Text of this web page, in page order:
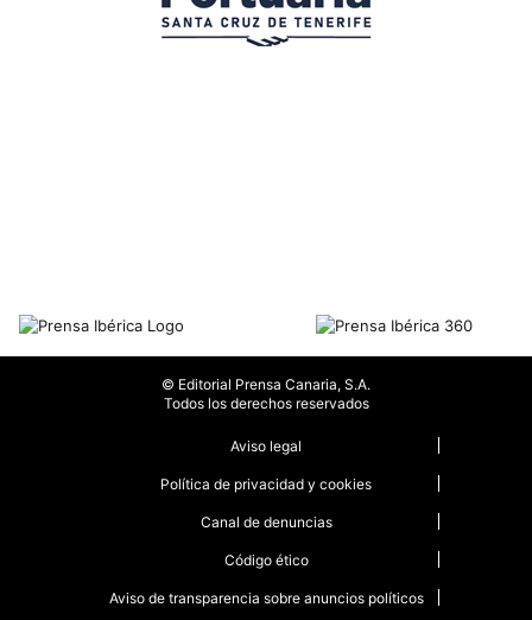
© Editorial Prensa Canaria, S.A.
Todos los derechos reservados
Aviso legal
Política de privacidad y cookies
Canal de denuncias
Código ético
Aviso de transparencia sobre anuncios políticos